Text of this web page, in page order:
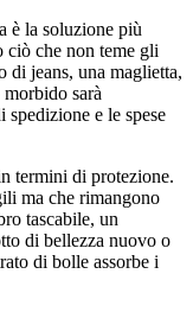
è la soluzione più
ciò che non teme gli
di jeans, una maglietta,
sarà
spedizione e le spese
termini di protezione.
ma che rimangono
tascabile, un
di bellezza nuovo o
di bolle assorbe i